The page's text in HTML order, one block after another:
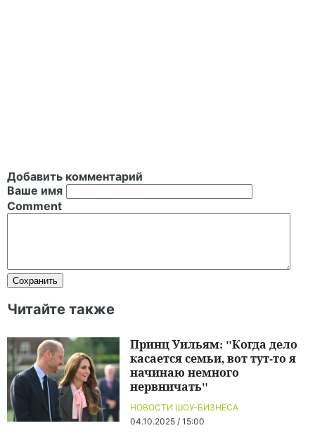
Добавить комментарий
Ваше имя
Comment
Читайте также
НОВОСТИ ШОУ-БИЗНЕСА
04.10.2025 / 15:00
Принц Уильям: "Когда дело
касается семьи, вот тут-то я
начинаю немного
нервничать"